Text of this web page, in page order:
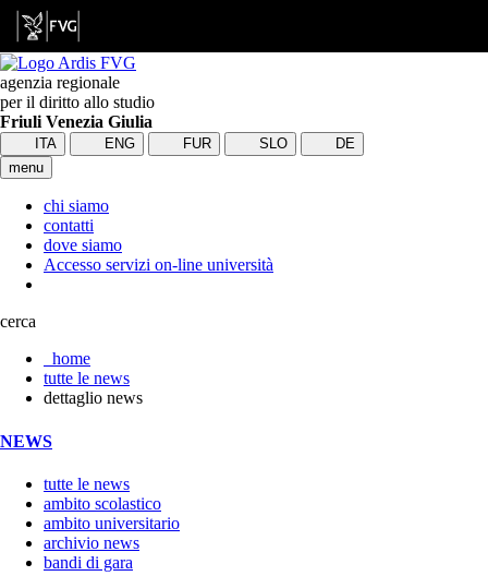
agenzia regionale
per il diritto allo studio
Friuli Venezia Giulia
ITA ENG FUR SLO
DE
menu
chi siamo
contatti
dove siamo
Accesso servizi on-line università
cerca
home
tutte le news
dettaglio news
NEWS
tutte le news
ambito scolastico
ambito universitario
archivio news
bandi di gara